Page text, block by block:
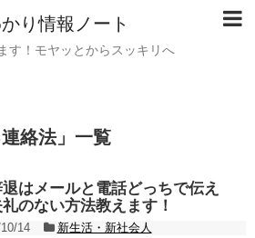
り情報ノート
す！モヤッとからスッキリへ
絡法」 一覧
はメールと電話どっちで伝え
のない方法教えます！
14
新生活・新社会人